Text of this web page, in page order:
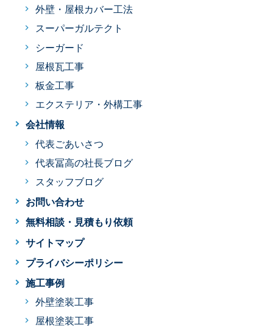
外壁・屋根カバー工法
スーパーガルテクト
シーガード
屋根瓦工事
板金工事
エクステリア・外構工事
会社情報
代表ごあいさつ
代表冨高の社長ブログ
スタッフブログ
お問い合わせ
無料相談・見積もり依頼
サイトマップ
プライバシーポリシー
施工事例
外壁塗装工事
屋根塗装工事